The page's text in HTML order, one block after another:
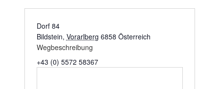
Dorf 84
Bildstein, Vorarlberg 6858 Österreich
Wegbeschreibung
+43 (0) 5572 58367